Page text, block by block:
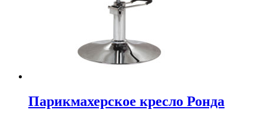
Парикмахерское кресло Ронда